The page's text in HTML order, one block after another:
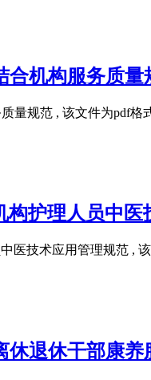
合机构服务质量
量规范 , 该文件为pdf
构护理人员中
医技术应用管理规范 ,
休退休干部康养